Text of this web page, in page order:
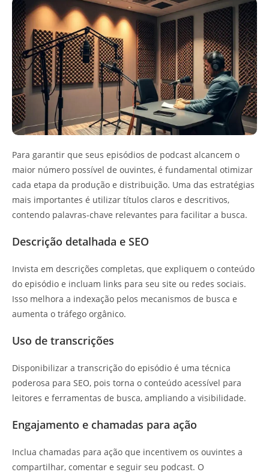
Para garantir que seus episódios de podcast alcancem o
maior número possível de ouvintes, é fundamental otimizar
cada etapa da produção e distribuição. Uma das estratégias
mais importantes é utilizar títulos claros e descritivos,
contendo palavras-chave relevantes para facilitar a busca.
Descrição detalhada e SEO
Invista em descrições completas, que expliquem o conteúdo
do episódio e incluam links para seu site ou redes sociais.
Isso melhora a indexação pelos mecanismos de busca e
aumenta o tráfego orgânico.
Uso de transcrições
Disponibilizar a transcrição do episódio é uma técnica
poderosa para SEO, pois torna o conteúdo acessível para
leitores e ferramentas de busca, ampliando a visibilidade.
Engajamento e chamadas para ação
Inclua chamadas para ação que incentivem os ouvintes a
compartilhar, comentar e seguir seu podcast. O